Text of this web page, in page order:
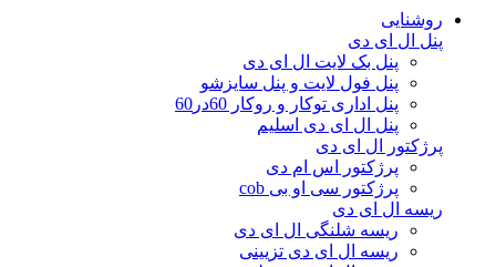
روشنایی
پنل ال ای دی
پنل بک لایت ال ای دی
پنل فول لایت و پنل سایزشو
پنل اداری توکار و روکار 60در60
پنل ال ای دی اسلیم
پرژکتور ال ای دی
پرژکتور اس ام دی
پرژکتور سی او بی cob
ریسه ال ای دی
ریسه شلنگی ال ای دی
ریسه ال ای دی تزیینی